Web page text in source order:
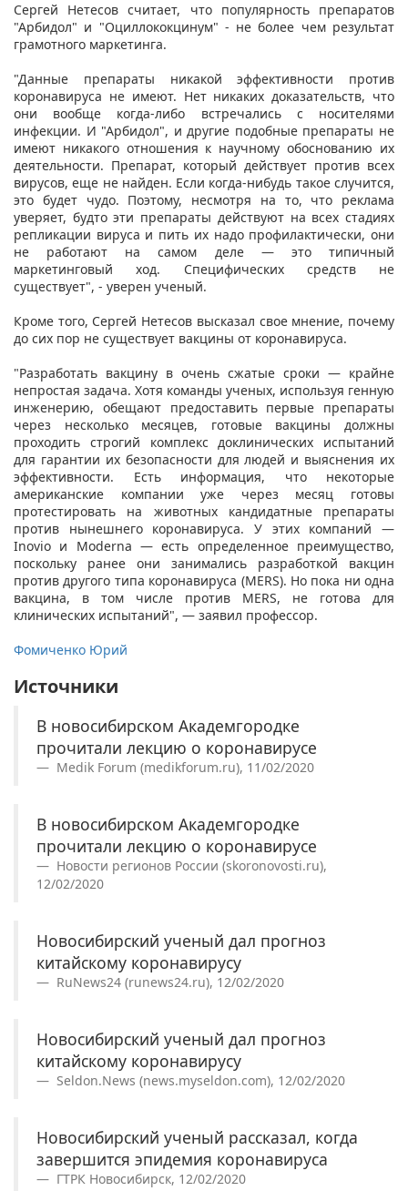
Сергей Нетесов считает, что популярность препаратов
"Арбидол" и "Оциллококцинум" - не более чем результат
грамотного маркетинга.
"Данные препараты никакой эффективности против
коронавируса не имеют. Нет никаких доказательств, что
они вообще когда-либо встречались с носителями
инфекции. И "Арбидол", и другие подобные препараты не
имеют никакого отношения к научному обоснованию их
деятельности. Препарат, который действует против всех
вирусов, еще не найден. Если когда-нибудь такое случится,
это будет чудо. Поэтому, несмотря на то, что реклама
уверяет, будто эти препараты действуют на всех стадиях
репликации вируса и пить их надо профилактически, они
не работают на самом деле — это типичный
маркетинговый ход. Специфических средств не
существует", - уверен ученый.
Кроме того, Сергей Нетесов высказал свое мнение, почему
до сих пор не существует вакцины от коронавируса.
"Разработать вакцину в очень сжатые сроки — крайне
непростая задача. Хотя команды ученых, используя генную
инженерию, обещают предоставить первые препараты
через несколько месяцев, готовые вакцины должны
проходить строгий комплекс доклинических испытаний
для гарантии их безопасности для людей и выяснения их
эффективности. Есть информация, что некоторые
американские компании уже через месяц готовы
протестировать на животных кандидатные препараты
против нынешнего коронавируса. У этих компаний —
Inovio и Moderna — есть определенное преимущество,
поскольку ранее они занимались разработкой вакцин
против другого типа коронавируса (MERS). Но пока ни одна
вакцина, в том числе против MERS, не готова для
клинических испытаний", — заявил профессор.
Фомиченко Юрий
Источники
В новосибирском Академгородке
прочитали лекцию о коронавирусе
Medik Forum (medikforum.ru), 11/02/2020
В новосибирском Академгородке
прочитали лекцию о коронавирусе
Новости регионов России (skoronovosti.ru),
12/02/2020
Новосибирский ученый дал прогноз
китайскому коронавирусу
RuNews24 (runews24.ru), 12/02/2020
Новосибирский ученый дал прогноз
китайскому коронавирусу
Seldon.News (news.myseldon.com), 12/02/2020
Новосибирский ученый рассказал, когда
завершится эпидемия коронавируса
ГТРК Новосибирск, 12/02/2020